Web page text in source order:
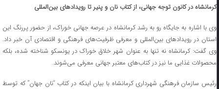
کرمانشاه در کانون توجه جهانی، از کتاب نان و پنیر تا رویدادهای بین‌المللی
وی با اشاره به جایگاه رو به رشد کرمانشاه در عرصه جهانی خوراک، از حضور پررنگ این
استان در رویدادهای بین‌المللی و معرفی ظرفیت‌های فرهنگی و اقتصادی آن خبر داد.
وی گفت: کرمانشاه نه تنها به عنوان شهر خلاق خوراک در یونسکو شناخته شده، بلکه
محصولات غذایی ما نیز در کتاب‌های معتبر جهانی معرفی می‌شوند.
رئیس سازمان فرهنگی شهرداری کرمانشاه با بیان اینکه در کتاب “نان جهان” که توسط